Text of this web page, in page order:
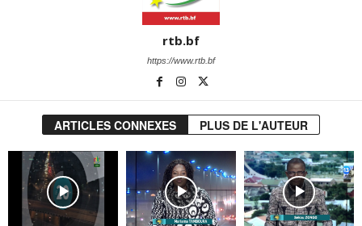
rtb.bf
https://www.rtb.bf
ARTICLES CONNEXES PLUS DE L'AUTEUR